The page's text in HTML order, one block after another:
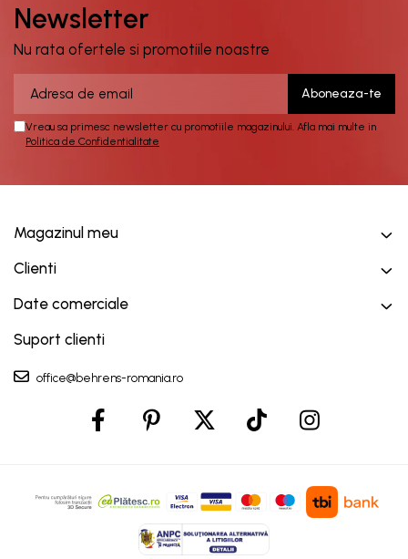
Newsletter
Nu rata ofertele si promotiile noastre
Vreau sa primesc newsletter cu promotiile magazinului. Afla mai multe in
Politica de Confidentialitate
Magazinul meu
Clienti
Date comerciale
Suport clienti
office@behrens-romania.ro